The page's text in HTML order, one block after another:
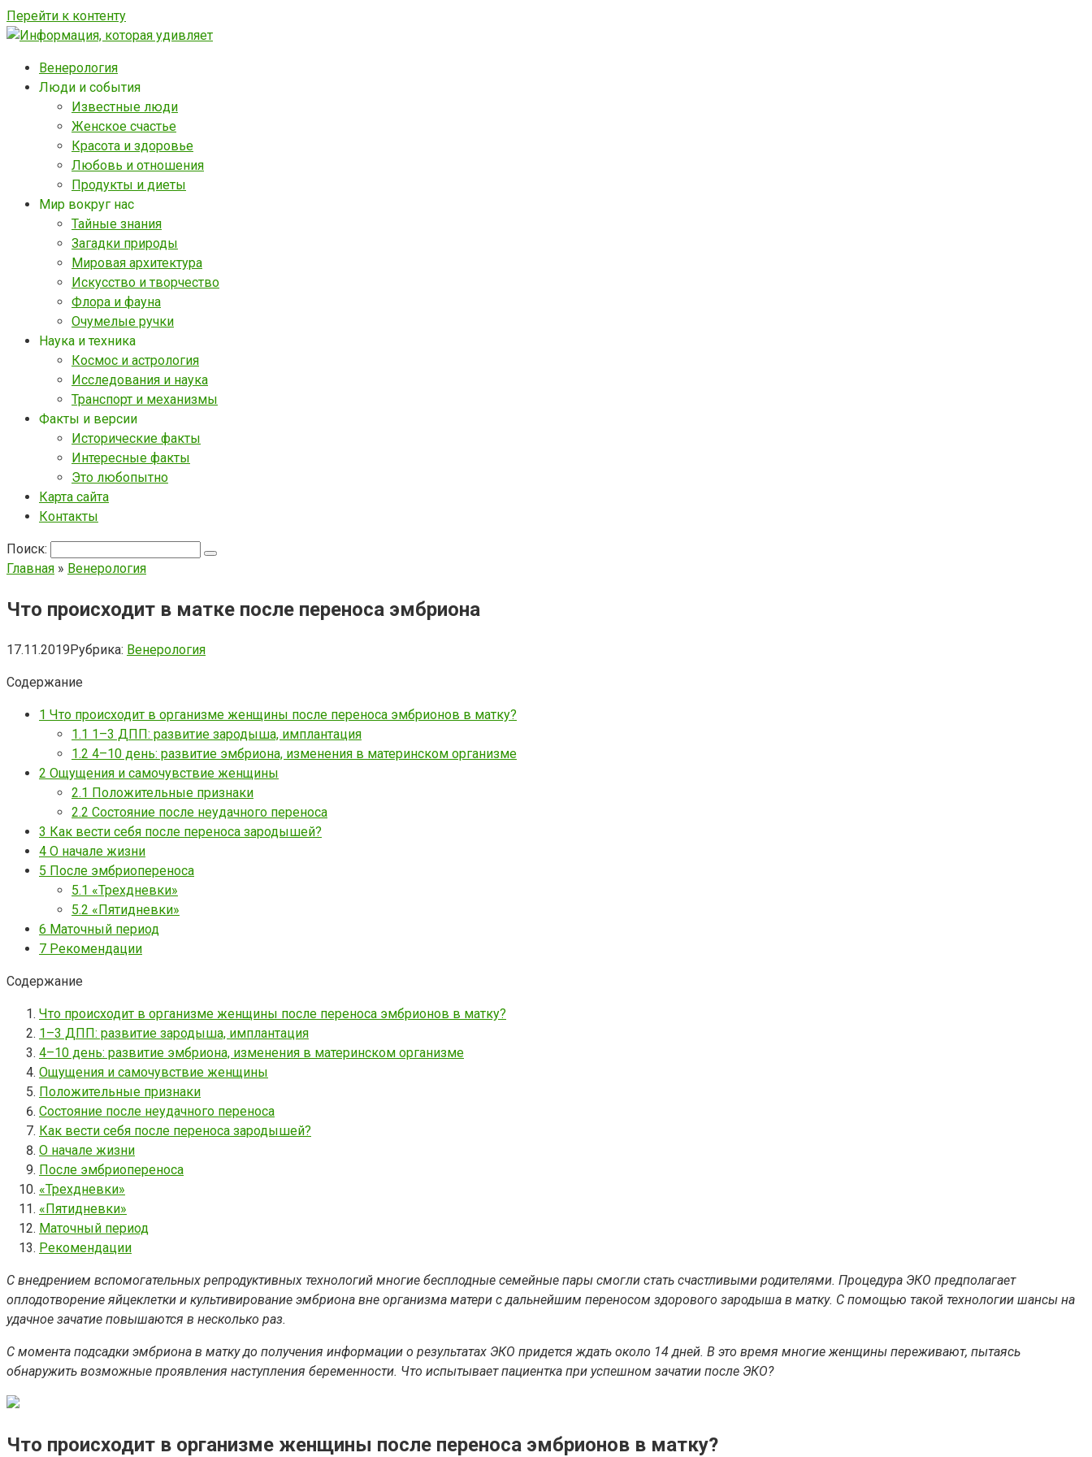
Перейти к контенту
Венерология
Люди и события
Известные люди
Женское счастье
Красота и здоровье
Любовь и отношения
Продукты и диеты
Мир вокруг нас
Тайные знания
Загадки природы
Мировая архитектура
Искусство и творчество
Флора и фауна
Очумелые ручки
Наука и техника
Космос и астрология
Исследования и наука
Транспорт и механизмы
Факты и версии
Исторические факты
Интересные факты
Это любопытно
Карта сайта
Контакты
Поиск:
Главная » Венерология
Что происходит в матке после переноса эмбриона
17.11.2019Рубрика: Венерология
Содержание
1 Что происходит в организме женщины после переноса эмбрионов в матку?
1.1 1–3 ДПП: развитие зародыша, имплантация
1.2 4–10 день: развитие эмбриона, изменения в материнском организме
2 Ощущения и самочувствие женщины
2.1 Положительные признаки
2.2 Состояние после неудачного переноса
3 Как вести себя после переноса зародышей?
4 О начале жизни
5 После эмбриопереноса
5.1 «Трехдневки»
5.2 «Пятидневки»
6 Маточный период
7 Рекомендации
Содержание
Что происходит в организме женщины после переноса эмбрионов в матку?
1–3 ДПП: развитие зародыша, имплантация
4–10 день: развитие эмбриона, изменения в материнском организме
Ощущения и самочувствие женщины
Положительные признаки
Состояние после неудачного переноса
Как вести себя после переноса зародышей?
О начале жизни
После эмбриопереноса
«Трехдневки»
«Пятидневки»
Маточный период
Рекомендации
С внедрением вспомогательных репродуктивных технологий многие бесплодные семейные пары смогли стать счастливыми родителями. Процедура ЭКО предполагает
оплодотворение яйцеклетки и культивирование эмбриона вне организма матери с дальнейшим переносом здорового зародыша в матку. С помощью такой технологии шансы на
удачное зачатие повышаются в несколько раз.
С момента подсадки эмбриона в матку до получения информации о результатах ЭКО придется ждать около 14 дней. В это время многие женщины переживают, пытаясь
обнаружить возможные проявления наступления беременности. Что испытывает пациентка при успешном зачатии после ЭКО?
Что происходит в организме женщины после переноса эмбрионов в матку?